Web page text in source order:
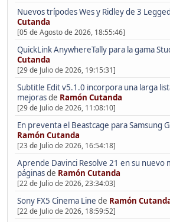
Nuevos trípodes Wes y Ridley de 3
Cutanda
[05 de Agosto de 2026, 18:55:46]
QuickLink AnywhereTally para la gama
Cutanda
[29 de Julio de 2026, 19:15:31]
Subtitle Edit v5.1.0 incorpora una larga
mejorasde Ramón Cutanda
[29 de Julio de 2026, 11:08:10]
En preventa el Beastcage para Samsung
Ramón Cutanda
[23 de Julio de 2026, 16:54:18]
Aprende Davinci Resolve 21 en su nuevo
páginasde Ramón Cutanda
[22 de Julio de 2026, 23:34:03]
Sony FX5 Cinema Line de Ramón
[22 de Julio de 2026, 18:59:52]